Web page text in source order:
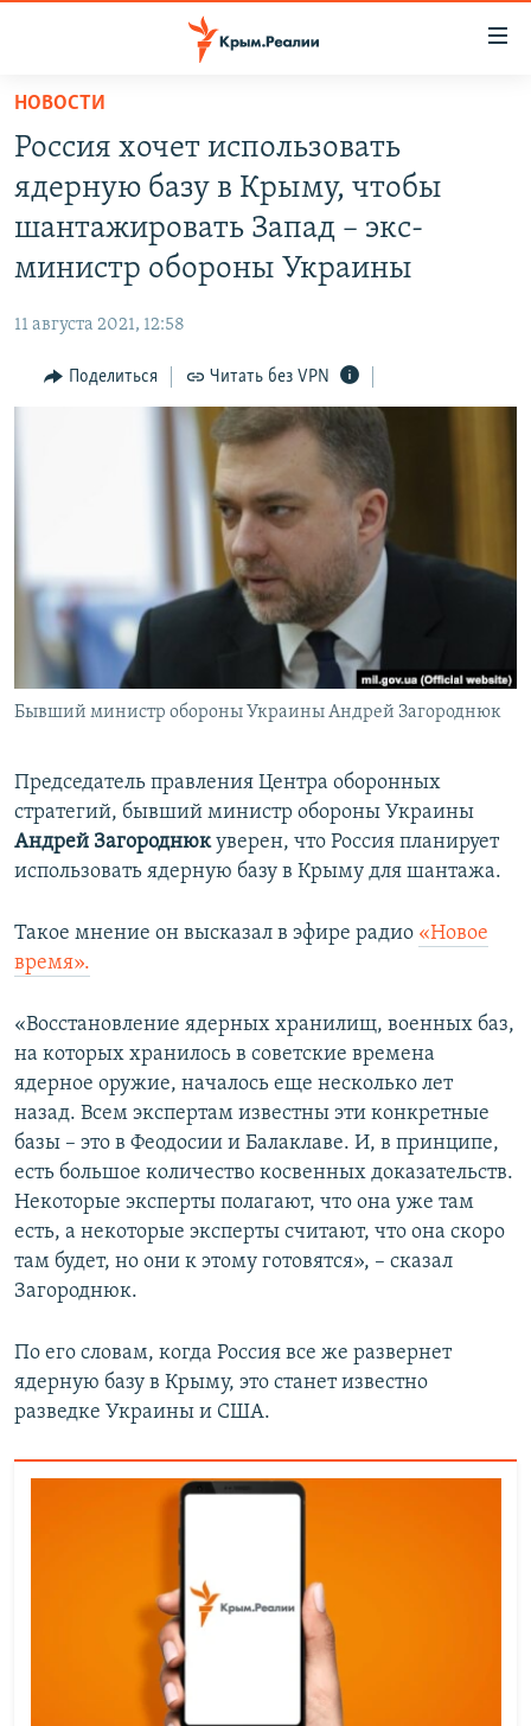
Вернуться
основному
содержанию
Вернутся
главной
Вернутся
поиску
СПЕЦПРОЕКТЫ
КАРТА ВОЕННЫХ ОБЪЕКТОВ КРЫМА
ВОДА
ИНТЕРАКТИВ
ИНФОГРАФИКА
ТЕЛЕПРОЕКТ КРЫМ.РЕАЛИИ
СОВЕТЫ ПРАВОЗАЩИТНИКОВ
КРЫМ.НЕПОКОРЕННЫЙ
ELIFBE
УКРАИНСКАЯ ПРОБЛЕМА КРЫМА
РАДІО СВОБОДА
КАК ОБОЙТИ БЛОКИРОВКУ
Все сайты RFE/RL
НОВОСТИ
Россия хочет использовать
ядерную базу в Крыму, чтобы
шантажировать Запад – экс-
министр обороны Украины
11 августа 2021, 12:58
Поделиться Читать без VPN
Бывший министр обороны Украины Андрей Загороднюк
Председатель правления Центра оборонных
стратегий, бывший министр обороны Украины
Андрей Загороднюкуверен, что Россия планирует
использовать ядерную базу в Крыму для шантажа.
Такое мнение он высказал в эфире радио «Новое
время».
«Восстановление ядерных хранилищ, военных баз,
на которых хранилось в советские времена
ядерное оружие, началось еще несколько лет
назад. Всем экспертам известны эти конкретные
базы – это в Феодосии и Балаклаве. И, в принципе,
есть большое количество косвенных доказательств.
Некоторые эксперты полагают, что она уже там
есть, а некоторые эксперты считают, что она скоро
там будет, но они к этому готовятся», – сказал
Загороднюк.
По его словам, когда Россия все же развернет
ядерную базу в Крыму, это станет известно
разведке Украины и США.